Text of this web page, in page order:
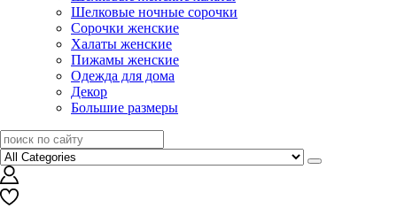
Шелковые ночные сорочки
Сорочки женские
Халаты женские
Пижамы женские
Одежда для дома
Декор
Большие размеры